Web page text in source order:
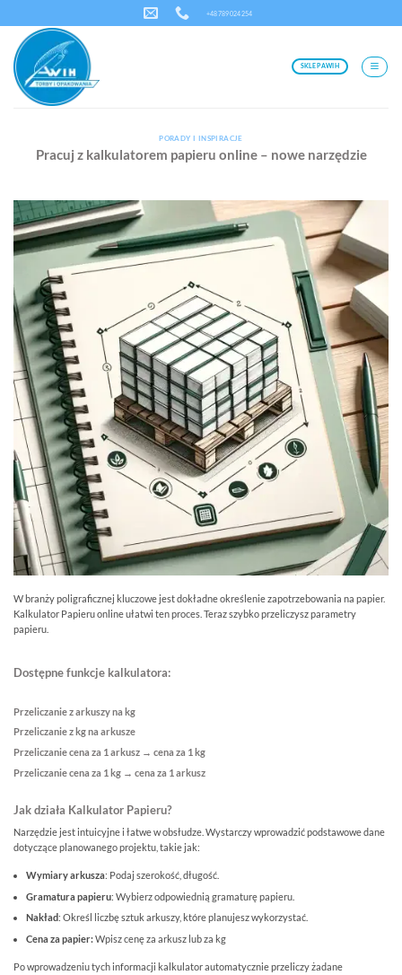
zawartości
+48 789 024 254
SKLEP AWIH
PORADY I INSPIRACJE
Pracuj z kalkulatorem papieru online – nowe narzędzie
W branży poligraficznej kluczowe jest dokładne określenie zapotrzebowania na papier.
Kalkulator Papieru online ułatwi ten proces. Teraz szybko przeliczysz parametry
papieru.
Dostępne funkcje kalkulatora:
Przeliczanie z arkuszy na kg
Przeliczanie z kg na arkusze
Przeliczanie cena za 1 arkusz → cena za 1 kg
Przeliczanie cena za 1 kg → cena za 1 arkusz
Jak działa Kalkulator Papieru?
Narzędzie jest intuicyjne i łatwe w obsłudze. Wystarczy wprowadzić podstawowe dane
dotyczące planowanego projektu, takie jak:
Wymiary arkusza: Podaj szerokość, długość.
Gramatura papieru: Wybierz odpowiednią gramaturę papieru.
Nakład: Określ liczbę sztuk arkuszy, które planujesz wykorzystać.
Cena za papier:Wpisz cenę za arkusz lub za kg
Po wprowadzeniu tych informacji kalkulator automatycznie przeliczy żadane